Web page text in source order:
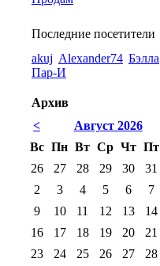
Последние посетители
akuj Alexander74 Бэлла
Пар-И
Архив
<
Август 2026
Вс Пн Вт Ср Чт Пт
26
27 28 29 30 31
2
3 4 5 6 7
9
10 11 12 13 14
16
17 18 19 20 21
23
24 25 26 27 28